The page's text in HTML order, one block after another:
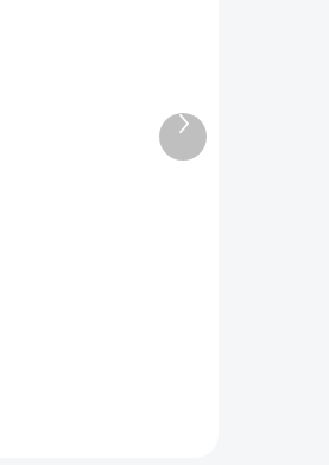
SKLADOM
(1 KS)
Ďalší
produkt